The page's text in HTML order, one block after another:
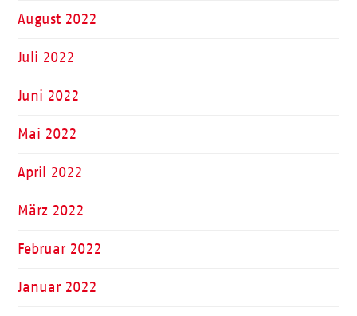
August 2022
Juli 2022
Juni 2022
Mai 2022
April 2022
März 2022
Februar 2022
Januar 2022